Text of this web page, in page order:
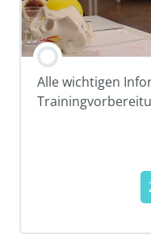
Alle wichtigen